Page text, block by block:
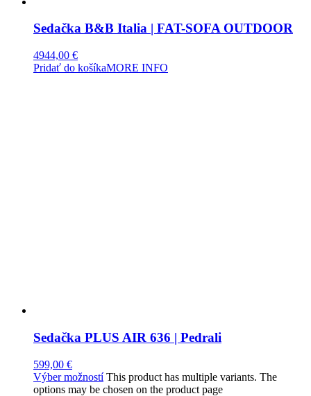
Sedačka B&B Italia | FAT-SOFA OUTDOOR
4944,00 €
Pridať do košíkaMORE INFO
Sedačka PLUS AIR 636 | Pedrali
599,00 €
Výber možností This product has multiple variants. The
options may be chosen on the product page